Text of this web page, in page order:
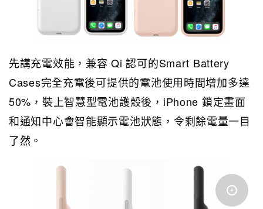
先講充電效能，兼容 Qi 認可的Smart Battery
Cases完全充電後可提供的電池使用時間增加多達
50%，裝上智慧型電池護殼後，iPhone 鎖定畫面
和通知中心會智能顯示電池狀態，令剩餘電量一目
了然。